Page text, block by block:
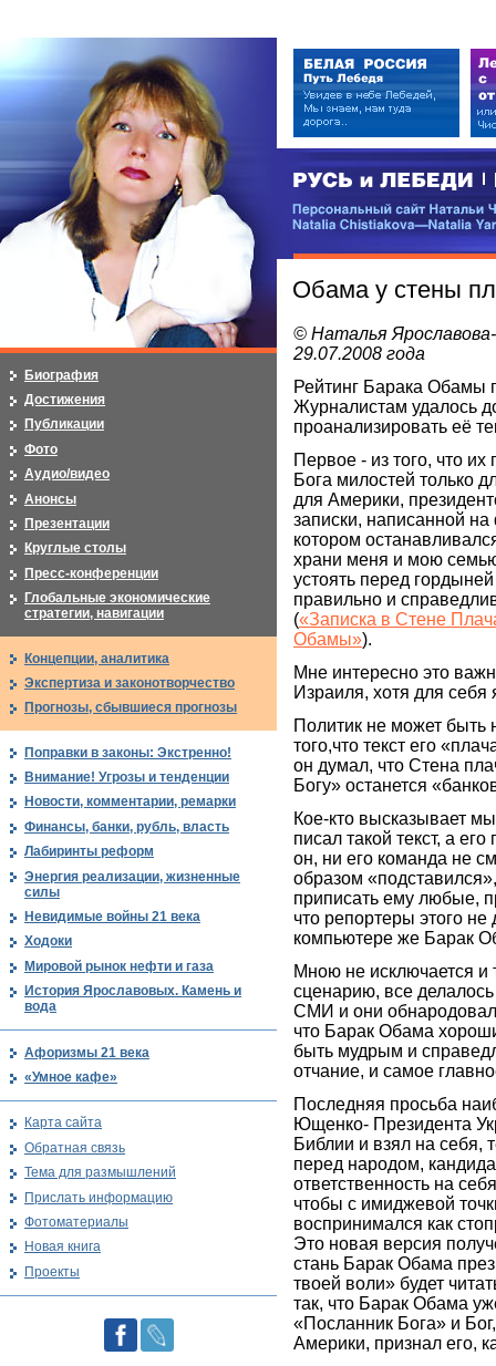
РУСЬ и ЛЕБЕДИ | RUSI —
Персональный сайт Натальи
Обама у стены
© Наталья
29.07.2008 года
Рейтинг Барака Обамы
Журналистам удалось
проанализировать её
Первое - из того, что
Бога милостей только
для Америки,
записки, написанной
котором
храни меня и мою
устоять перед
правильно и
(«Записка в Стене
Обамы»).
Мне интересно это
Израиля, хотя для
Политик не может быть
того,что текст его
он думал, что Стена
Богу» останется
Кое-кто высказывает
писал такой текст, а
он, ни его команда не
образом
приписать ему любые,
что репортеры этого
компьютере же Барак
Мною не исключается и
сценарию, все делалось
СМИ и они
что Барак Обама
быть мудрым и
отчание, и самое
Последняя просьба
Ющенко- Президента
Библии и взял на себя,
перед народом,
ответственность на
чтобы с имиджевой
воспринимался как
Это новая версия
стань Барак Обама
твоей воли» будет
так, что Барак Обама
«Посланник Бога» и
Америки, признал его,
Биография
Достижения
Публикации
Фото
Аудио/видео
Анонсы
Презентации
Круглые столы
Пресс-конференции
Глобальные экономические
стратегии, навигации
Концепции, аналитика
Экспертиза и законотворчество
Прогнозы, сбывшиеся прогнозы
Поправки в законы: Экстренно!
Внимание! Угрозы и тенденции
Новости, комментарии, ремарки
Финансы, банки, рубль, власть
Лабиринты реформ
Энергия реализации, жизненные
силы
Невидимые войны 21 века
Ходоки
Мировой рынок нефти и газа
История Ярославовых. Камень и
вода
Афоризмы 21 века
«Умное кафе»
Карта сайта
Обратная связь
Тема для размышлений
Прислать информацию
Фотоматериалы
Новая книга
Проекты